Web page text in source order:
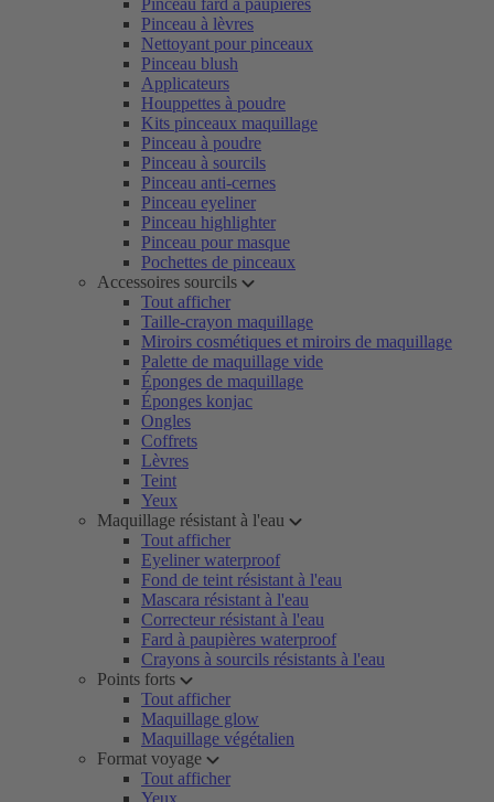
Pinceau fard à paupières
Pinceau à lèvres
Nettoyant pour pinceaux
Pinceau blush
Applicateurs
Houppettes à poudre
Kits pinceaux maquillage
Pinceau à poudre
Pinceau à sourcils
Pinceau anti-cernes
Pinceau eyeliner
Pinceau highlighter
Pinceau pour masque
Pochettes de pinceaux
Accessoires sourcils
Tout afficher
Taille-crayon maquillage
Miroirs cosmétiques et miroirs de maquillage
Palette de maquillage vide
Éponges de maquillage
Éponges konjac
Ongles
Coffrets
Lèvres
Teint
Yeux
Maquillage résistant à l'eau
Tout afficher
Eyeliner waterproof
Fond de teint résistant à l'eau
Mascara résistant à l'eau
Correcteur résistant à l'eau
Fard à paupières waterproof
Crayons à sourcils résistants à l'eau
Points forts
Tout afficher
Maquillage glow
Maquillage végétalien
Format voyage
Tout afficher
Yeux